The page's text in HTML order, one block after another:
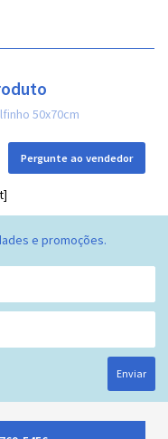
50x70cm
Pergunte ao vendedor
e promoções.
Enviar